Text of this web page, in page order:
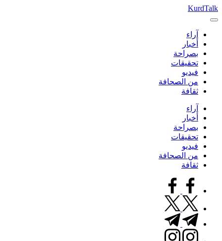
التجاوز
إلى
KurdTalk
كوردتوك
اخبار
كردية
آراء
أخبار
بصراحة
تحقيقات
فيديو
من الصحافة
ثقافة
آراء
أخبار
بصراحة
تحقيقات
فيديو
من الصحافة
ثقافة
facebook.com
twitter.com
t.me
instagram.com